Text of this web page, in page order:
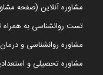
مشاوره آنلاین (صفحه
تست روانشناسی به همراه
مشاوره روانشناسی و
مشاوره تحصیلی و